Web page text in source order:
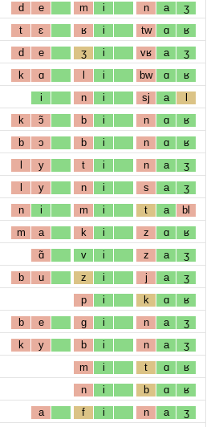
d e m i n a ʒ
t ɛ ʁ i tw ɑ ʁ
d e ʒ i vʁ a ʒ
k ɑ l i bw ɑ ʁ
i n i sj a l
k ɔ̃ b i n ɑ ʁ
b ɔ b i n ɑ ʁ
l y t i n a ʒ
l y n i s a ʒ
n i m i t a bl
m a k i z ɑ ʁ
ɑ̃ v i z a ʒ
b u z i j a ʒ
p i k ɑ ʁ
b e g i n a ʒ
k y b i n a ʒ
m i t ɑ ʁ
n i b ɑ ʁ
a f i n a ʒ